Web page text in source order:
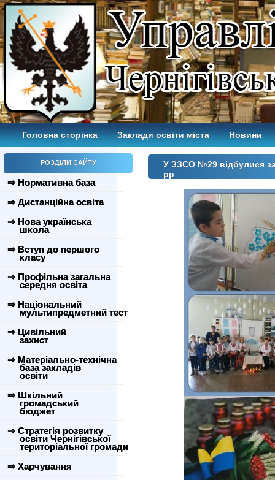
Головна сторінка Заклади освіти міста Новини
РОЗДІЛИ САЙТУ
⇒ Нормативна база
⇒ Дистанційна освіта
⇒ Нова українська
школа
⇒ Вступ до першого
класу
⇒ Профільна загальна
середня освіта
⇒ Національний
мультипредметний тест
⇒ Цивільний
захист
⇒ Матеріально-технічна
база закладів
освіти
⇒ Шкільний
громадський
бюджет
⇒ Стратегія розвитку
освіти Чернігівської
територіальної громади
⇒ Харчування
У ЗЗСО №29 відбулися
рр